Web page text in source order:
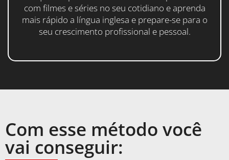
com filmes e séries no seu cotidiano e aprenda
mais rápido a língua inglesa e prepare-se para o
seu crescimento profissional e pessoal.
Com esse método você
vai conseguir: